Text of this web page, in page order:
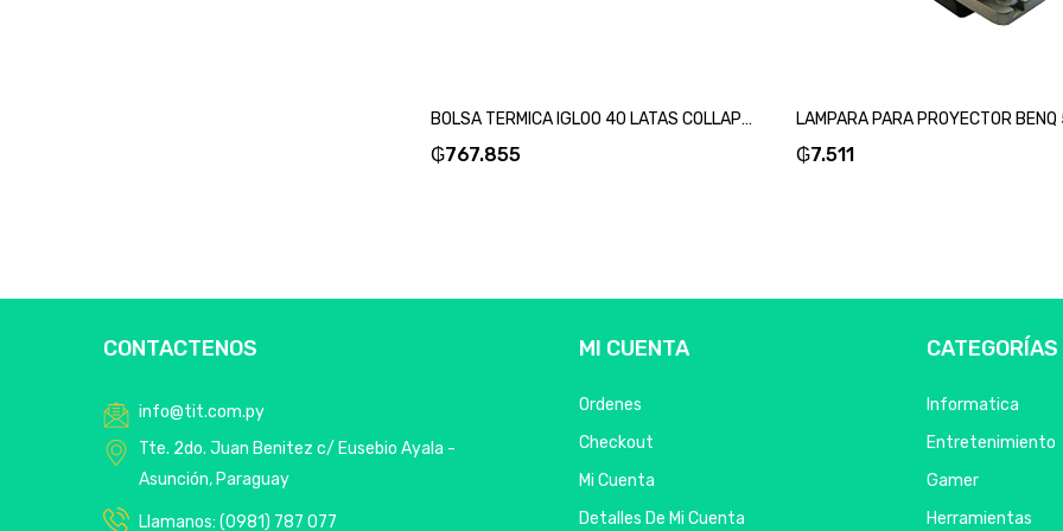
BOLSA TERMICA IGLOO 40 LATAS COLLAPSIBLE GRIS 66324-SKU:112703
₲767.855 ₲7.511
CONTACTENOS
info@tit.com.py
Tte. 2do. Juan Benitez c/ Eusebio Ayala -
Asunción, Paraguay
Llamanos: (0981) 787 077
MI CUENTA
Ordenes
Checkout
Mi Cuenta
Detalles De Mi Cuenta
CATEGORÍAS
Informatica
Entretenimiento
Gamer
Herramientas